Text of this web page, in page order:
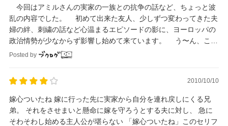
今回はアミルさんの実家の一族との抗争の話など、ちょっと波
乱の内容でした。 初めて出来た友人、少しずつ変わってきた夫
婦の絆、刺繍の話など心温まるエピソードの影に、ヨーロッパの
政治情勢が少なからず影響し始めて来ています。 う〜ん、こり
ゃまだまだ目が離せないぜ！
Posted by
2010/10/10
嫁心ついたね 嫁に行った先に実家から自分を連れ戻しにくる兄
弟。 それをさせまいと懸命に嫁を守ろうとする夫に対し、 急に
そわそわし始める主人公が堪らない 「嫁心ついたね」このセリフ